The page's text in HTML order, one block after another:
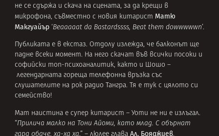
не се сдържа и скача на сцената, за да крещи в
микрофона, съвместно с новия китарист Матю
Макгуайър ‘Beaaaaat da Bastardssss, Beat them dowwwwwn’.
Публиката е в екстаз. Отдолу излежда, че балконът ще
падне всеки момент. На него скачат във всички посоки и
софийски топ-психоаналитик, както и Шошо –
легендарната гореща телефонна връзка със
слушателите на рок радио Тангра. Тя е тук с цялото си
семейство!
Мат наистина е супер китарист – Уоти не ни е излъгал.
“Прилича малко на Тони Айоми, като млад. С обърнат
гард обаче, ха-ха ха.” – люлее глава Ал. Бояджиев.